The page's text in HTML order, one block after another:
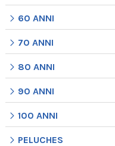
60 ANNI
70 ANNI
80 ANNI
90 ANNI
100 ANNI
PELUCHES